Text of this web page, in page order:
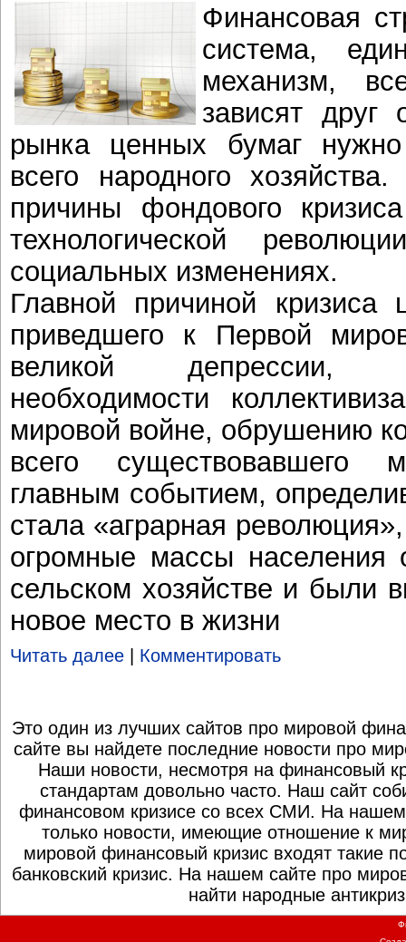
Финансовая
система,
механизм,
зависят друг
рынка ценных бумаг
всего народного
причины фондового
технологической
социальных изменениях.
Главной причиной кризиса
приведшего к Первой
великой депрессии,
необходимости
мировой войне, обрушению
всего существовавшего
главным событием,
стала «аграрная
огромные массы населения
сельском хозяйстве и были
новое место в жизни
Читать далее Комментировать
Это один из лучших сайтов про мировой
сайте вы найдете последние новости про
Наши новости, несмотря на финансовый
стандартам довольно часто. Наш сайт
финансовом кризисе со всех СМИ. На нашем
только новости, имеющие отношение к
мировой финансовый кризис входят такие
банковский кризис. На нашем сайте про
найти народные